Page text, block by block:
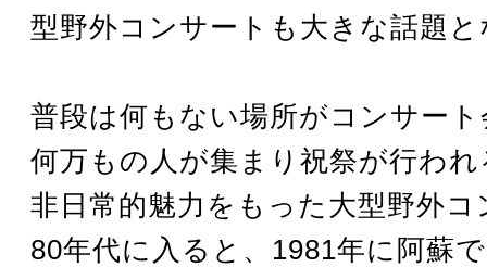
型野外コンサートも大きな話題
普段は何もない場所がコンサー
何万もの人が集まり祝祭が行わ
非日常的魅力をもった大型野外
80年代に入ると、1981年に阿蘇